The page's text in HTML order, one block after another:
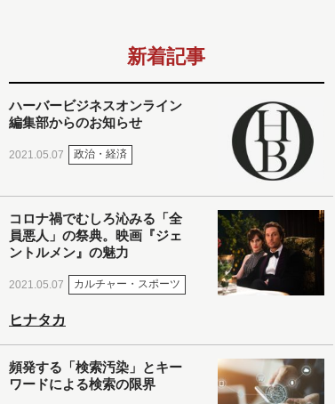
新着記事
ハーバービジネスオンライン
編集部からのお知らせ
2021.05.07 政治・経済
コロナ禍でむしろ沁みる「全
員悪人」の祭典。映画『ジェ
ントルメン』の魅力
2021.05.07 カルチャー・スポーツ
ヒナタカ
頻発する「検索汚染」とキー
ワードによる検索の限界